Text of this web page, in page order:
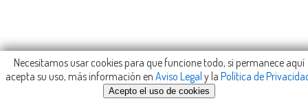
Necesitamos usar cookies para que funcione todo, si permanece aquí
acepta su uso, más información en Aviso Legal y la Política de
Acepto el uso de cookies